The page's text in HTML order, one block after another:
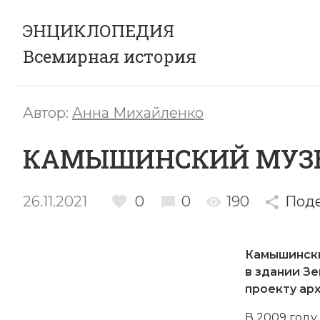
ЭНЦИКЛОПЕДИЯ
Всемирная история
Автор: Анна Михайленко
КАМЫШИНСКИЙ
26.11.2021 0 0 190
в здании
проекту